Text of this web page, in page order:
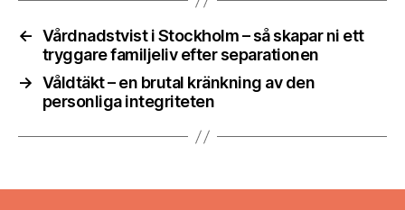
← Vårdnadstvist i Stockholm – så skapar ni ett
tryggare familjeliv efter separationen
→ Våldtäkt – en brutal kränkning av den
personliga integriteten